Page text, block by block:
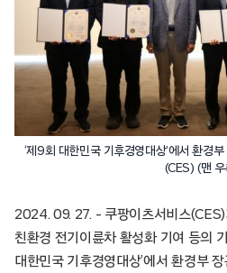
‘제9회 대한민국 기후경영대상’에서 환경
(CES) (맨 우
2024. 09. 27. – 쿠팡이츠서비스
친환경 전기이륜차 활성화 기여 등의
대한민국 기후경영대상’에서 환경부